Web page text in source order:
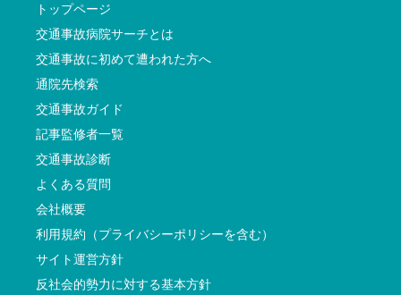
トップページ
交通事故病院サーチとは
交通事故に初めて遭われた方へ
通院先検索
交通事故ガイド
記事監修者一覧
交通事故診断
よくある質問
会社概要
利用規約（プライバシーポリシーを含む）
サイト運営方針
反社会的勢力に対する基本方針